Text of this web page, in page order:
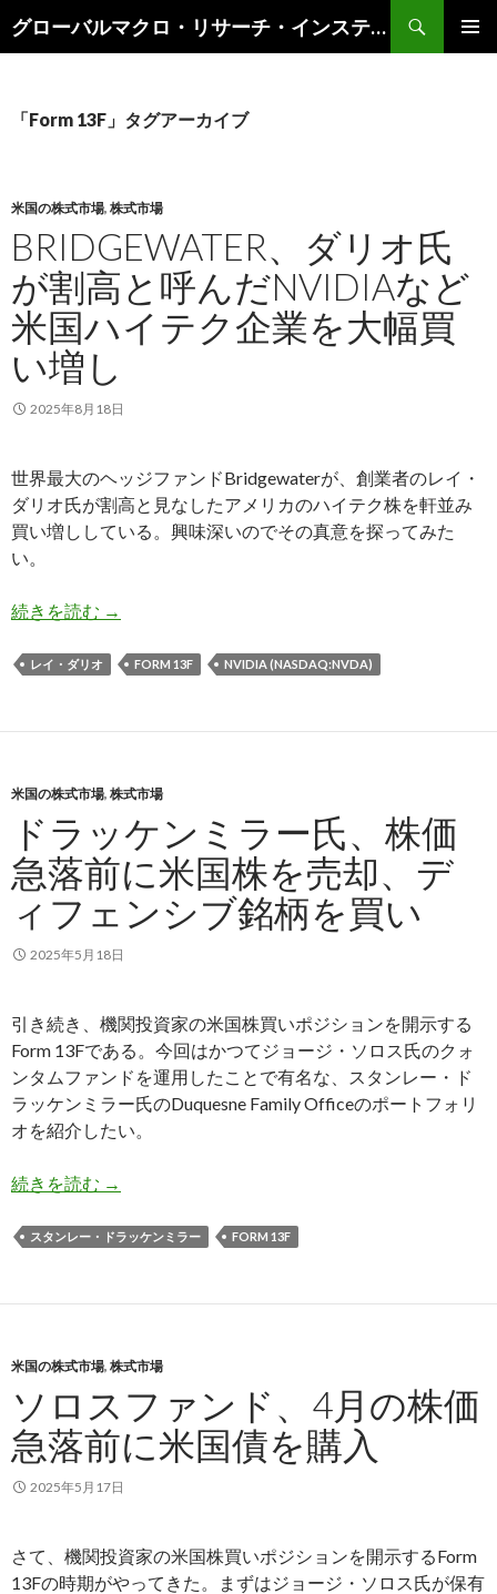
グローバルマクロ・リサーチ・インスティテュート
索
ン
キ
ッ
プ
「Form 13F」タグアーカイブ
米国の株式市場, 株式市場
BRIDGEWATER、ダリオ氏
が割高と呼んだNVIDIAなど
米国ハイテク企業を大幅買
い増し
2025年8月18日
世界最大のヘッジファンドBridgewaterが、創業者のレイ・
ダリオ氏が割高と見なしたアメリカのハイテク株を軒並み
買い増ししている。興味深いのでその真意を探ってみた
い。
続きを読む Bridgewater、ダリオ氏が割高と呼んだNVIDIA
→
レイ・ダリオ FORM 13F NVIDIA (NASDAQ:NVDA)
米国の株式市場, 株式市場
ドラッケンミラー氏、株価
急落前に米国株を売却、デ
ィフェンシブ銘柄を買い
2025年5月18日
引き続き、機関投資家の米国株買いポジションを開示する
Form 13Fである。今回はかつてジョージ・ソロス氏のクォ
ンタムファンドを運用したことで有名な、スタンレー・ド
ラッケンミラー氏のDuquesne Family Officeのポートフォリ
オを紹介したい。
続きを読む ドラッケンミラー氏、株価急落前に米国株を売
→
スタンレー・ドラッケンミラー FORM 13F
米国の株式市場, 株式市場
ソロスファンド、4月の株価
急落前に米国債を購入
2025年5月17日
さて、機関投資家の米国株買いポジションを開示するForm
13Fの時期がやってきた。まずはジョージ・ソロス氏が保有